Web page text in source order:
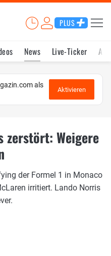
PLUS
News Live-Ticker
als
Aktivieren
zerstört: Weigere
der Formel 1 in Monaco
irritiert. Lando Norris